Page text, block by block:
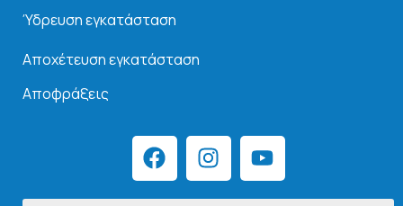
Ύδρευση εγκατάσταση
Αποχέτευση εγκατάσταση
Αποφράξεις